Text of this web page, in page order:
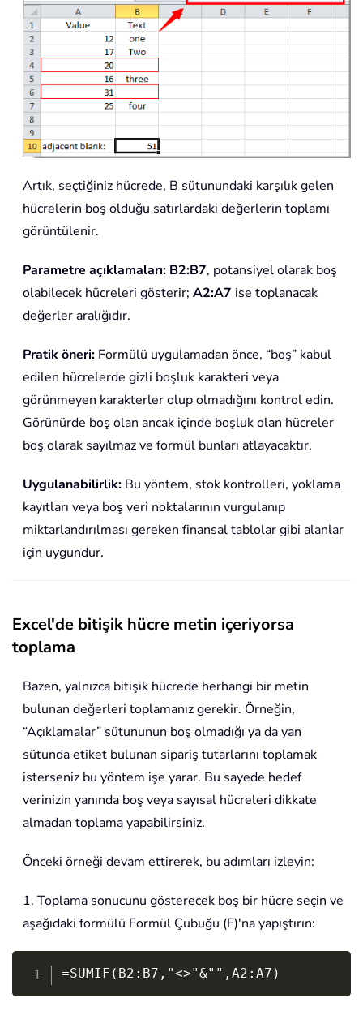
Artık, seçtiğiniz hücrede, B sütunundaki karşılık gelen
hücrelerin boş olduğu satırlardaki değerlerin toplamı
görüntülenir.
Parametre açıklamaları: B2:B7, potansiyel olarak boş
olabilecek hücreleri gösterir; A2:A7 ise toplanacak
değerler aralığıdır.
Pratik öneri: Formülü uygulamadan önce, “boş” kabul
edilen hücrelerde gizli boşluk karakteri veya
görünmeyen karakterler olup olmadığını kontrol edin.
Görünürde boş olan ancak içinde boşluk olan hücreler
boş olarak sayılmaz ve formül bunları atlayacaktır.
Uygulanabilirlik: Bu yöntem, stok kontrolleri, yoklama
kayıtları veya boş veri noktalarının vurgulanıp
miktarlandırılması gereken finansal tablolar gibi alanlar
için uygundur.
Excel'de bitişik hücre metin içeriyorsa
toplama
Bazen, yalnızca bitişik hücrede herhangi bir metin
bulunan değerleri toplamanız gerekir. Örneğin,
“Açıklamalar” sütununun boş olmadığı ya da yan
sütunda etiket bulunan sipariş tutarlarını toplamak
isterseniz bu yöntem işe yarar. Bu sayede hedef
verinizin yanında boş veya sayısal hücreleri dikkate
almadan toplama yapabilirsiniz.
Önceki örneği devam ettirerek, bu adımları izleyin:
1. Toplama sonucunu gösterecek boş bir hücre seçin ve
aşağıdaki formülü Formül Çubuğu (F)'na yapıştırın:
=SUMIF(B2:B7,"<>"&"",A2:A7)